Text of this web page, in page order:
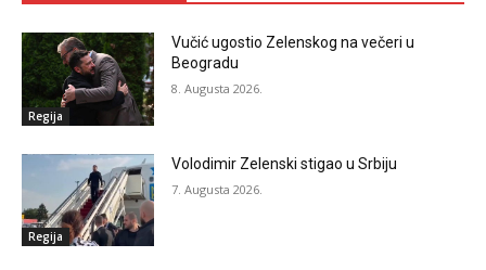
Regija
Vučić ugostio Zelenskog na večeri u
Beogradu
8. Augusta 2026.
Regija
Volodimir Zelenski stigao u Srbiju
7. Augusta 2026.